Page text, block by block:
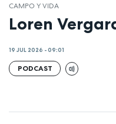
CAMPO Y VIDA
Loren
19 JUL 2026 - 09:01
PODCAST